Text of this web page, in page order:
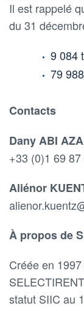
Il est rappelé
du 31
9 084
79
Contacts
Dany ABI
+33 (0)1 69
Aliénor
À propos de
Créée en
statut SIIC au 1